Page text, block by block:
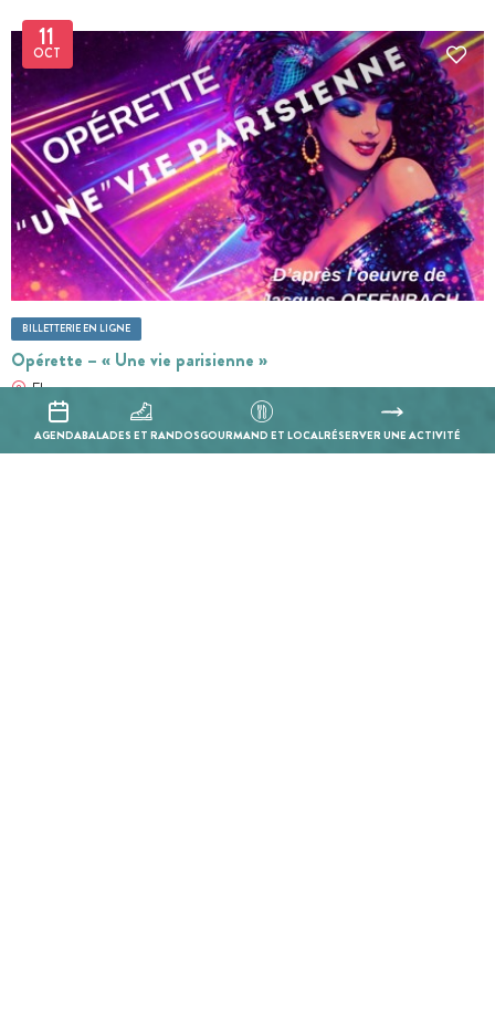
AGENDABALADES ET RANDOSGOURMAND ET LOCALRÉSERVER UNE ACTIVITÉ
11
OCT
BILLETTERIE EN LIGNE
Opérette – « Une vie parisienne »
Flamarens